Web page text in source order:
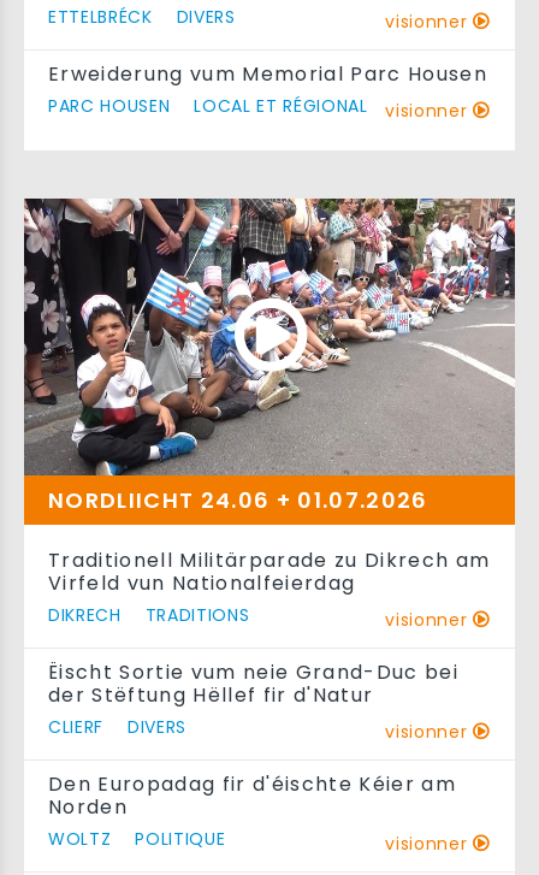
ETTELBRÉCK DIVERS visionner
Erweiderung vum Memorial Parc Housen
PARC HOUSEN LOCAL ET RÉGIONAL visionner
NORDLIICHT 24.06 + 01.07.2026
Traditionell Militärparade zu Dikrech am
Virfeld vun Nationalfeierdag
DIKRECH TRADITIONS visionner
Ëischt Sortie vum neie Grand-Duc bei
der Stëftung Hëllef fir d'Natur
CLIERF DIVERS visionner
Den Europadag fir d'éischte Kéier am
Norden
WOLTZ POLITIQUE visionner